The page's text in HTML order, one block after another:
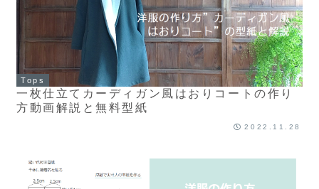
Tops
一枚仕立てカーディガン風はおりコートの作り
方動画解説と無料型紙
2022.11.28